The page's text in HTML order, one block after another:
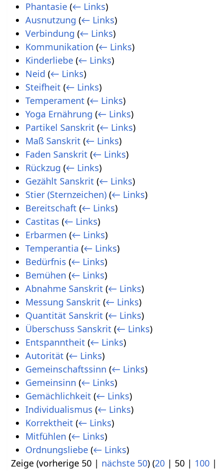
Phantasie (← Links)
Ausnutzung (← Links)
Verbindung (← Links)
Kommunikation (← Links)
Kinderliebe (← Links)
Neid (← Links)
Steifheit (← Links)
Temperament (← Links)
Yoga Ernährung (← Links)
Partikel Sanskrit (← Links)
Maß Sanskrit (← Links)
Faden Sanskrit (← Links)
Rückzug (← Links)
Gezählt Sanskrit (← Links)
Stier (Sternzeichen) (← Links)
Bereitschaft (← Links)
Castitas (← Links)
Erbarmen (← Links)
Temperantia (← Links)
Bedürfnis (← Links)
Bemühen (← Links)
Abnahme Sanskrit (← Links)
Messung Sanskrit (← Links)
Quantität Sanskrit (← Links)
Überschuss Sanskrit (← Links)
Entspanntheit (← Links)
Autorität (← Links)
Gemeinschaftssinn (← Links)
Gemeinsinn (← Links)
Gemächlichkeit (← Links)
Individualismus (← Links)
Korrektheit (← Links)
Mitfühlen (← Links)
Ordnungsliebe (← Links)
Zeige (vorherige 50 | nächste 50) (20 | 50 | 100 |